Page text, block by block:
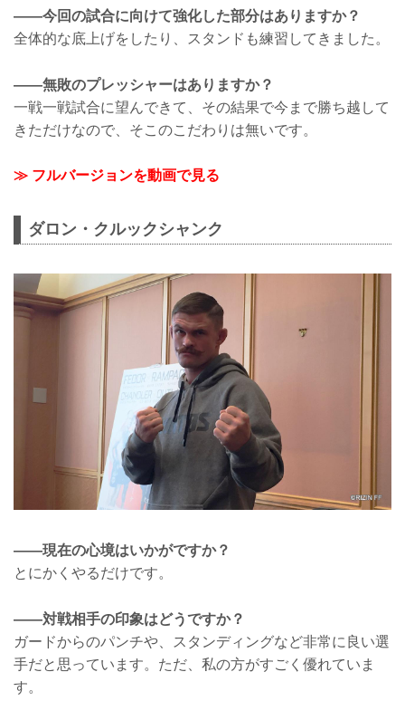
——今回の試合に向けて強化した部分はありますか？
全体的な底上げをしたり、スタンドも練習してきました。
——無敗のプレッシャーはありますか？
一戦一戦試合に望んできて、その結果で今まで勝ち越して
きただけなので、そこのこだわりは無いです。
≫ フルバージョンを動画で見る
ダロン・クルックシャンク
——現在の心境はいかがですか？
とにかくやるだけです。
——対戦相手の印象はどうですか？
ガードからのパンチや、スタンディングなど非常に良い選
手だと思っています。ただ、私の方がすごく優れていま
す。